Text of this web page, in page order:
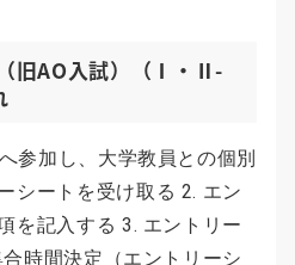
旧AO入試）（Ⅰ・Ⅱ-
参加し、大学教員との個別
シートを受け取る 2. エン
を記入する 3. エントリー
合時間決定（エントリーシ